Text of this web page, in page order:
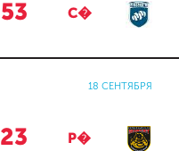
53 С�
18 СЕНТЯБРЯ
23 Р�